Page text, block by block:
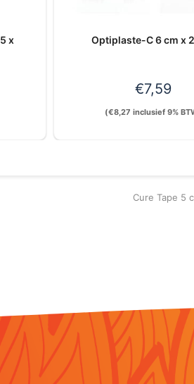
x
Optiplaste-C 6 cm x
€7,59
(€8,27 inclusief 9%
next
Cure Tape 5